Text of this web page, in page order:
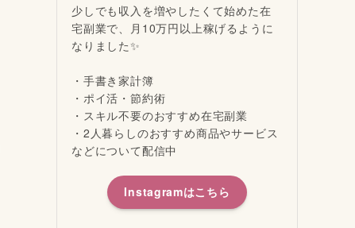
少しでも収入を増やしたくて始めた在
宅副業で、月10万円以上稼げるように
なりました✨
・手書き家計簿
・ポイ活・節約術
・スキル不要のおすすめ在宅副業
・2人暮らしのおすすめ商品やサービス
などについて配信中
Instagramはこちら